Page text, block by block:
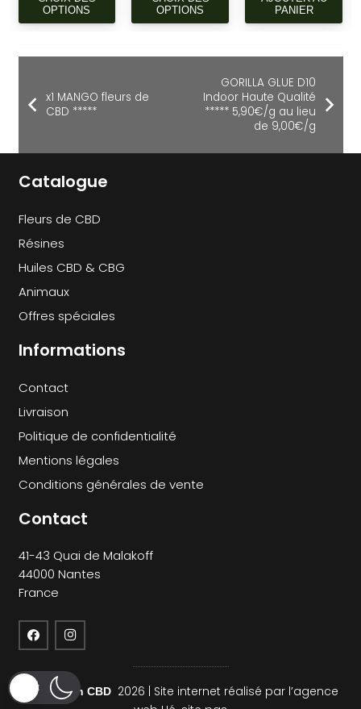
OPTIONS
PRODUIT
OPTIONS
OPTIONS
LES
OPTIONS
PEUVENT
PANIER
x1 MANGO fleurs de
CBD *****
GORILLA GLUE D10
Indoor Haute Qualité
***** 5,90€/g au lieu
de 9,00€/g
Catalogue
Fleurs de CBD
Résines
Huiles CBD & CBG
Animaux
Offres spéciales
Informations
Contact
Livraison
Politique de confidentialité
Mentions légales
Conditions générales de vente
Contact
41-43 Quai de Malakoff
44000 Nantes
France
Makayah CBD 2026 | Site internet réalisé par l’agence